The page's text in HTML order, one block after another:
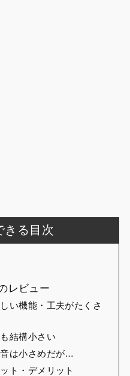
きる目次
レビュー
い機能・工夫がたくさ
結構小さい
は小さめだが…
ト・デメリット